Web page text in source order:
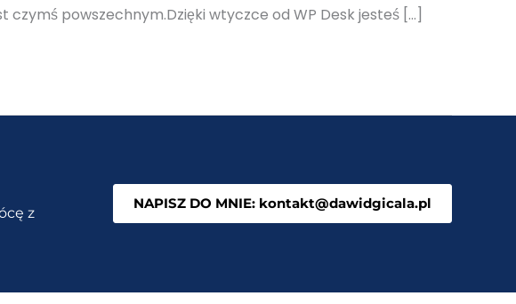
powszechnym.Dzięki wtyczce od WP Desk jesteś […]
z
NAPISZ DO MNIE: kontakt@dawidgicala.pl